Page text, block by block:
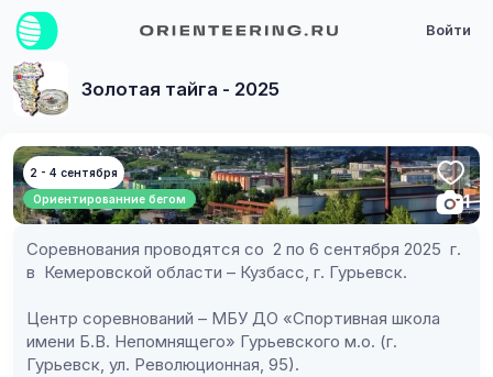
Войти
Золотая тайга - 2025
2 - 4 сентября
Ориентированние бегом
1
Соревнования проводятся со  2 по 6 сентября 2025  г.
в  Кемеровской области – Кузбасс, г. Гурьевск.
Центр соревнований – МБУ ДО «Спортивная школа
имени Б.В. Непомнящего» Гурьевского м.о. (г.
Гурьевск, ул. Революционная, 95).